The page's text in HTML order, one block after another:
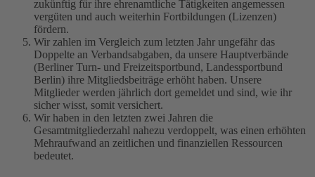
zukünftig für ihre ehrenamtliche Tätigkeiten angemessen
vergüten und auch weiterhin Fortbildungen (Lizenzen)
fördern.
Wir zahlen im Vergleich zum letzten Jahr ungefähr das
Doppelte an Verbandsabgaben, da unsere Hauptverbände
(Berliner Turn- und Freizeitsportbund, Landessportbund
Berlin) ihre Mitgliedsbeiträge erhöht haben. Unsere
Mitglieder werden jährlich dort gemeldet und sind, wie ihr
sicher wisst, somit versichert.
Wir haben in den letzten zwei Jahren die
Gesamtmitgliederzahl nahezu verdoppelt, was einen erhöhten
Mehraufwand an zeitlichen und finanziellen Ressourcen
bedeutet.